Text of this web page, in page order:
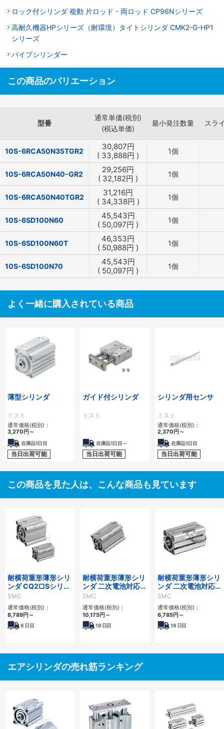
ロック付シリンダ 複動 片ロッド・両ロッド CP96Nシリーズ
高耐久機器HPシリーズ（耐環境）タイトシリンダ CMK2-G-HP1
シリーズ
パイプシリンダー
この商品のバリエーション
型番
通常単価(税別)
(税込単価)
最小発注数量 スラ
10S-6RCA50N35TGR2 30,807円
( 33,888円 ) 1個
10S-6RCA50N40-GR2 29,256円
( 32,182円 ) 1個
10S-6RCA50N40TGR2 31,216円
( 34,338円 ) 1個
10S-6SD100N60 45,543円
( 50,097円 ) 1個
10S-6SD100N60T 46,353円
( 50,988円 ) 1個
10S-6SD100N70 45,543円
( 50,097円 ) 1個
よく一緒に購入されている商品
薄型シリンダ
ミスミ
通常価格(税別)：
3,270 円 ～
在庫品1日目
当日出荷可能
ガイド付シリンダ
ミスミ
在庫品1日目～
当日出荷可能
シリンダ用センサ
ミスミ
通常価格(税別)：
2,370 円 ～
在庫品1日目
当日出荷可能
この商品を見た人は、こんな商品も見ています
耐横荷重形薄形シリ
ンダ CQ2□Sシリー
ズ
SMC
通常価格(税別)：
8,789円 ～
6 日目
耐横荷重形薄形シリ
ンダ 二次電池対応
25A-CQ2□Sシリー
ズ
SMC
通常価格(税別)：
10,175円 ～
19 日目
耐横荷重形薄形シリ
ンダ 二次電池対応
25A-CQS□Sシリー
ズ
SMC
通常価格(税別)：
6,785円 ～
19 日目
エアシリンダの売れ筋ランキング